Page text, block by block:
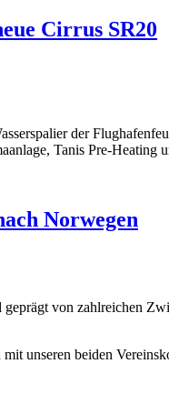
Cirrus SR20
der
Tanis Pre-
Norwegen
von zahlreichen
unseren beiden